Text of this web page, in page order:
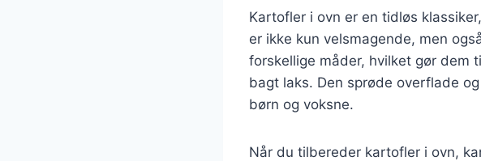
Kartofler i ovn er en tidløs
er ikke kun velsmagende, men
forskellige måder, hvilket gør dem
bagt laks. Den sprøde overflade
børn og voksne.
Når du tilbereder kartofler i ovn,